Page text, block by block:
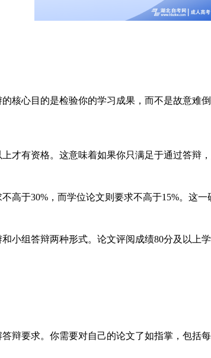
心目的是检验你的学习成果，而不是故意难
有资格。这意味着如果你只满足于通过答辩
于30%，而学位论文则要求不高于15%。这一
组答辩两种形式。论文评阅成绩80分及以上
要求。你需要对自己的论文了如指掌，包括每